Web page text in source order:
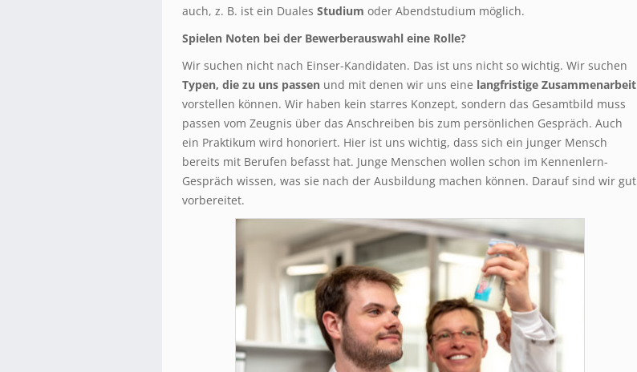
auch, z. B. ist ein Duales Studium oder Abendstudium möglich.
Spielen Noten bei der Bewerberauswahl eine Rolle?
Wir suchen nicht nach Einser-Kandidaten. Das ist uns nicht so wichtig. Wir suchen
Typen, die zu uns passen und mit denen wir uns eine langfristige Zusammenarbeit
vorstellen können. Wir haben kein starres Konzept, sondern das Gesamtbild muss
passen vom Zeugnis über das Anschreiben bis zum persönlichen Gespräch. Auch
ein Praktikum wird honoriert. Hier ist uns wichtig, dass sich ein junger Mensch
bereits mit Berufen befasst hat. Junge Menschen wollen schon im Kennenlern-
Gespräch wissen, was sie nach der Ausbildung machen können. Darauf sind wir gut
vorbereitet.